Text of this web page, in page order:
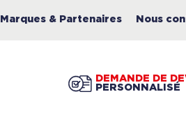
Marques & Partenaires Nous
DEMANDE DE
PERSONNALISÉ